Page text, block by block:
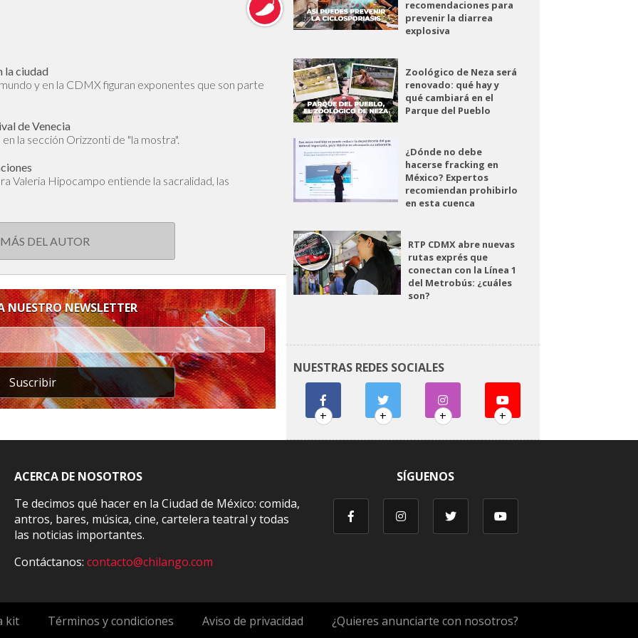
la ciudad
y en la CDMX figuran exponentes que son parte
de Venecia
la sección Orizzonti de "la mostra".
Valeria Hipocampo entiende la sacralidad, las
DEL AUTOR
NUESTRO NEWSLETTER
Suscribir
recomendaciones para
prevenir la diarrea
explosiva
Zoológico de Neza será
renovado: qué hay y
qué cambiará en el
Parque del Pueblo
¿Dónde no debe
hacerse fracking en
México? Expertos
recomiendan prohibirlo
en esta cuenca
RTP CDMX abre nuevas
rutas exprés que
conectan con la Línea 1
del Metrobús: ¿cuáles
son?
NUESTRAS REDES SOCIALES
+ + + +
ACERCA DE NOSOTROS
Te decimos qué hacer en la Ciudad de México: comida,
antros, bares, música, cine, cartelera teatral y todas
las noticias importantes.
Contáctanos:contacto@chilango.com
SÍGUENOS
kit Términos y condiciones Aviso de privacidad ¿Quieres anunciarte con nosotros?